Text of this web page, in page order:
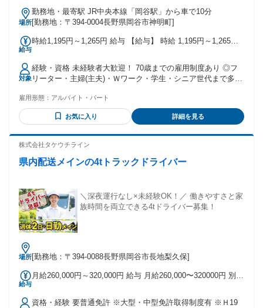
場所
勤務地・最寄駅 JR中央本線「岡谷駅」から車で10分
[勤務地：〒394-0004長野県岡谷市神明町]
給与
時給1,195円～1,265円 給与 【給与】 時給 1,195円～1,265円
降は加給後の1.25倍 ＼更にスキルUP(技術ランク)により加給
ありで高時給！／
対象
経験・資格 未経験者大歓迎！ 70歳までの雇用制度あり ◎フ
リーター・主婦(主夫)・Ｗワーク・学生・シニア世代まで多数
中♪ ※22時以降の勤務を含むものは深夜勤務のため18歳以上
(例外事由2号による)
雇用形態： アルバイト・パート
お気に入り 詳細を見る
株式会社タケウチライン
県内配送メインの4tトラックドライバー
＼深夜運行なし×未経験OK！／ 働きやすさと家
族時間を両立できる4tドライバー募集！
場所[勤務地：〒394-0088長野県岡谷市長地梨久保]
給与
月給260,000円～320,000円 給与 月給260,000〜320000円 別
資格・経験 要普通免許 ※大型・中型免許取得制度有 ※Ｈ19